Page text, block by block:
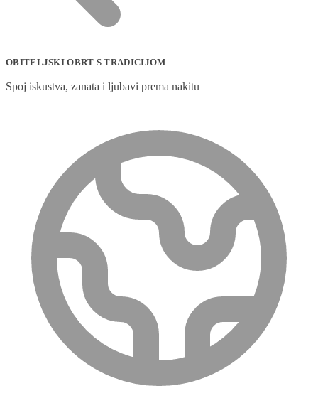
OBITELJSKI OBRT S TRADICIJOM
Spoj iskustva, zanata i ljubavi prema nakitu